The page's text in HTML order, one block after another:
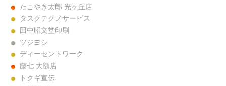
たこやき太郎 光ヶ丘店
タスクテクノサービス
田中昭文堂印刷
ツジヨシ
ディーセントワーク
藤七 大額店
トクギ宣伝